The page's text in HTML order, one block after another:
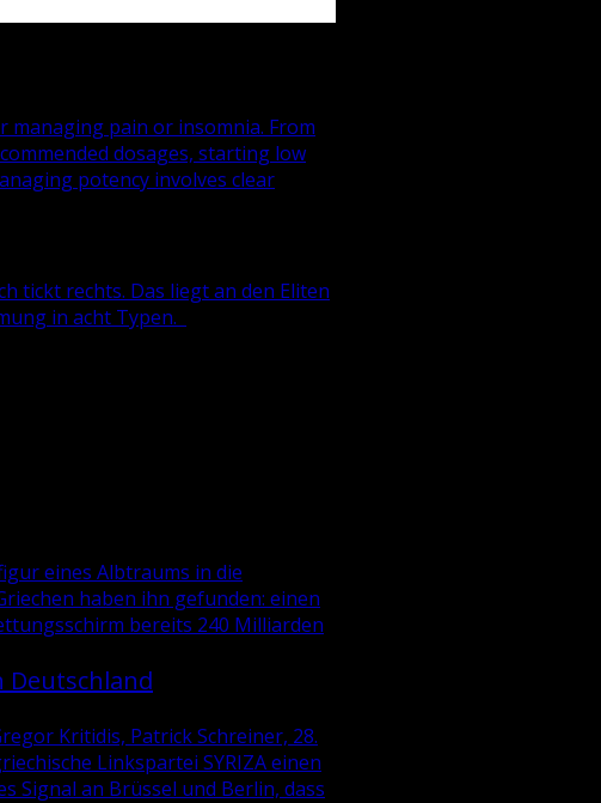
managing pain or insomnia. From
dosages, starting low
potency involves clear
tickt rechts. Das liegt an den Eliten
in acht Typen.
eines Albtraums in die
haben ihn gefunden: einen
bereits 240 Milliarden
Deutschland
Kritidis, Patrick Schreiner, 28.
Linkspartei SYRIZA einen
Signal an Brüssel und Berlin, dass